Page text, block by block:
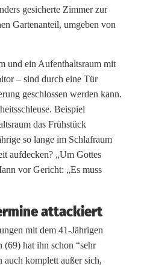
gesicherte Zimmer zur
Gartenanteil, umgeben von
und ein Aufenthaltsraum mit
– sind durch eine Tür
geschlossen werden kann.
Beispiel
das Frühstück
so lange im Schlafraum
aufdecken? „Um Gottes
vor Gericht: „Es muss
attackiert
mit dem 41-Jährigen
(69) hat ihn schon “sehr
auch komplett außer sich,